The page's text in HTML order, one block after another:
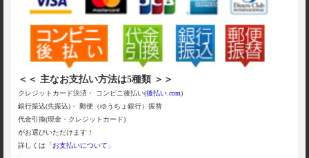
＜＜ 主なお支払い方法は5種類 ＞＞
クレジットカード決済・ コンビニ後払い(後払い.com)
銀行振込(先振込)・ 郵便（ゆうちょ銀行）振替
代金引換(現金・クレジットカード)
がお選びいただけます！
詳しくは「 お支払いについて 」